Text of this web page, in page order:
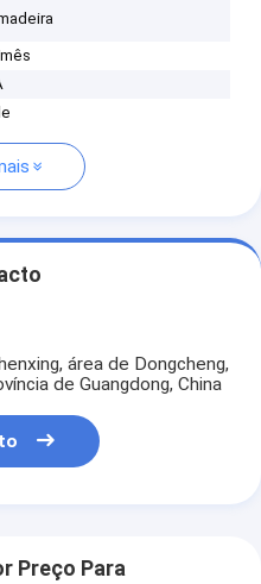
área de Dongcheng,
de Guangdong, China
Preço Para